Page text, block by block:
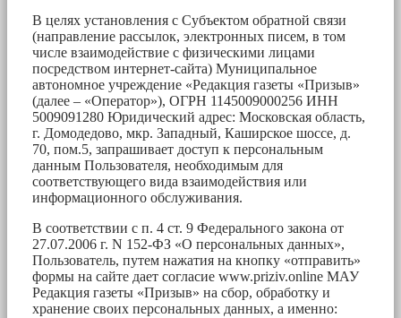
В целях установления с Субъектом обратной связи
(направление рассылок, электронных писем, в том
числе взаимодействие с физическими лицами
посредством интернет-сайта) Муниципальное
автономное учреждение «Редакция газеты «Призыв»
(далее – «Оператор»), ОГРН 1145009000256 ИНН
5009091280 Юридический адрес: Московская область,
г. Домодедово, мкр. Западный, Каширское шоссе, д.
70, пом.5, запрашивает доступ к персональным
данным Пользователя, необходимым для
соответствующего вида взаимодействия или
информационного обслуживания.
В соответствии с п. 4 ст. 9 Федерального закона от
27.07.2006 г. N 152-ФЗ «О персональных данных»,
Пользователь, путем нажатия на кнопку «отправить»
формы на сайте дает согласие www.priziv.online МАУ
Редакция газеты «Призыв» на сбор, обработку и
хранение своих персональных данных, а именно: